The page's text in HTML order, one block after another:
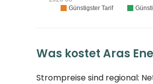
Was kostet Aras
Strompreise sind regional: